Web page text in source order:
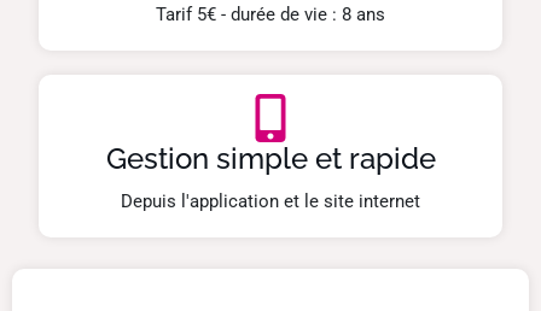
Tarif 5€ - durée de vie : 8 ans
Gestion simple et rapide
Depuis l'application et le site internet